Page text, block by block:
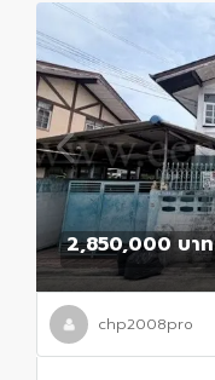
2,850,000 บาท
chp2008pro